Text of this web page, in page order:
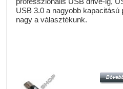
USB 3.0 a nagyobb
nagy a választékunk.